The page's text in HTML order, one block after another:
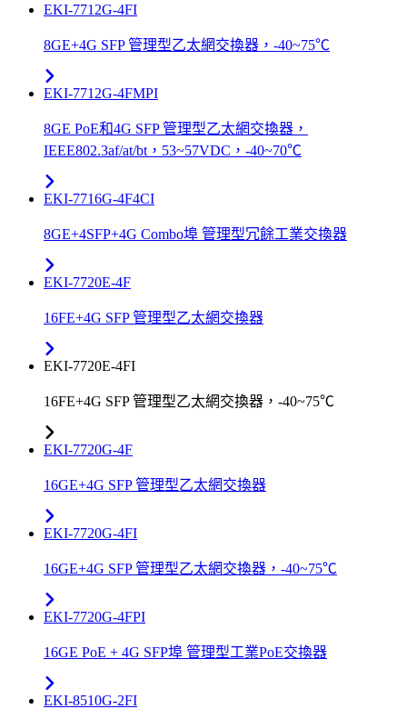
EKI-7712G-4FI
8GE+4G SFP 管理型乙太網交換器，-40~75℃
EKI-7712G-4FMPI
8GE PoE和4G SFP 管理型乙太網交換器，
IEEE802.3af/at/bt，53~57VDC，-40~70℃
EKI-7716G-4F4CI
8GE+4SFP+4G Combo埠 管理型冗餘工業交換器
EKI-7720E-4F
16FE+4G SFP 管理型乙太網交換器
EKI-7720E-4FI
16FE+4G SFP 管理型乙太網交換器，-40~75℃
EKI-7720G-4F
16GE+4G SFP 管理型乙太網交換器
EKI-7720G-4FI
16GE+4G SFP 管理型乙太網交換器，-40~75℃
EKI-7720G-4FPI
16GE PoE + 4G SFP埠 管理型工業PoE交換器
EKI-8510G-2FI